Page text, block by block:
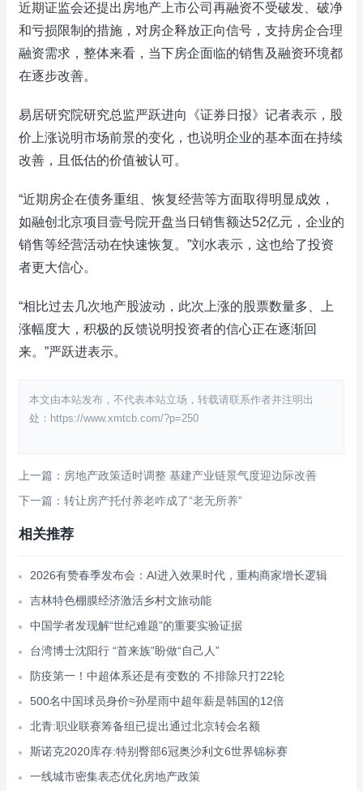
近期证监会还提出房地产上市公司再融资不受破发、破净
和亏损限制的措施，对房企释放正向信号，支持房企合理
融资需求，整体来看，当下房企面临的销售及融资环境都
在逐步改善。
易居研究院研究总监严跃进向《证券日报》记者表示，股
价上涨说明市场前景的变化，也说明企业的基本面在持续
改善，且低估的价值被认可。
“近期房企在债务重组、恢复经营等方面取得明显成效，
如融创北京项目壹号院开盘当日销售额达52亿元，企业的
销售等经营活动在快速恢复。”刘水表示，这也给了投资
者更大信心。
“相比过去几次地产股波动，此次上涨的股票数量多、上
涨幅度大，积极的反馈说明投资者的信心正在逐渐回
来。”严跃进表示。
本文由本站发布，不代表本站立场，转载请联系作者并注明出
处：https://www.xmtcb.com/?p=250
上一篇：房地产政策适时调整 基建产业链景气度迎边际改善
下一篇：转让房产托付养老咋成了“老无所养”
相关推荐
2026有赞春季发布会：AI进入效果时代，重构商家增长逻辑
吉林特色棚膜经济激活乡村文旅动能
中国学者发现解“世纪难题”的重要实验证据
台湾博士沈阳行 “首来族”盼做“自己人”
防疫第一！中超体系还是有变数的 不排除只打22轮
500名中国球员身价≈孙星雨中超年薪是韩国的12倍
北青:职业联赛筹备组已提出通过北京转会名额
斯诺克2020库存:特别臀部6冠奥沙利文6世界锦标赛
一线城市密集表态优化房地产政策